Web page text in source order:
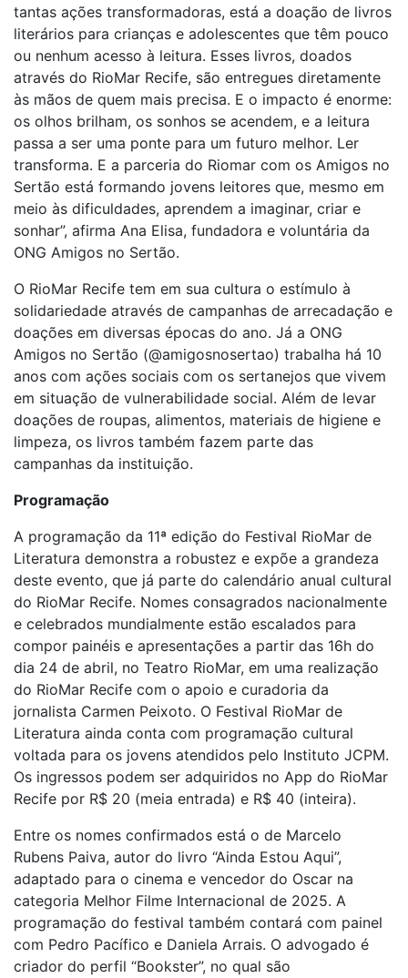
tantas ações transformadoras, está a doação de livros
literários para crianças e adolescentes que têm pouco
ou nenhum acesso à leitura. Esses livros, doados
através do RioMar Recife, são entregues diretamente
às mãos de quem mais precisa. E o impacto é enorme:
os olhos brilham, os sonhos se acendem, e a leitura
passa a ser uma ponte para um futuro melhor. Ler
transforma. E a parceria do Riomar com os Amigos no
Sertão está formando jovens leitores que, mesmo em
meio às dificuldades, aprendem a imaginar, criar e
sonhar”, afirma Ana Elisa, fundadora e voluntária da
ONG Amigos no Sertão.
O RioMar Recife tem em sua cultura o estímulo à
solidariedade através de campanhas de arrecadação e
doações em diversas épocas do ano. Já a ONG
Amigos no Sertão (@amigosnosertao) trabalha há 10
anos com ações sociais com os sertanejos que vivem
em situação de vulnerabilidade social. Além de levar
doações de roupas, alimentos, materiais de higiene e
limpeza, os livros também fazem parte das
campanhas da instituição.
Programação
A programação da 11ª edição do Festival RioMar de
Literatura demonstra a robustez e expõe a grandeza
deste evento, que já parte do calendário anual cultural
do RioMar Recife. Nomes consagrados nacionalmente
e celebrados mundialmente estão escalados para
compor painéis e apresentações a partir das 16h do
dia 24 de abril, no Teatro RioMar, em uma realização
do RioMar Recife com o apoio e curadoria da
jornalista Carmen Peixoto. O Festival RioMar de
Literatura ainda conta com programação cultural
voltada para os jovens atendidos pelo Instituto JCPM.
Os ingressos podem ser adquiridos no App do RioMar
Recife por R$ 20 (meia entrada) e R$ 40 (inteira).
Entre os nomes confirmados está o de Marcelo
Rubens Paiva, autor do livro “Ainda Estou Aqui”,
adaptado para o cinema e vencedor do Oscar na
categoria Melhor Filme Internacional de 2025. A
programação do festival também contará com painel
com Pedro Pacífico e Daniela Arrais. O advogado é
criador do perfil “Bookster”, no qual são